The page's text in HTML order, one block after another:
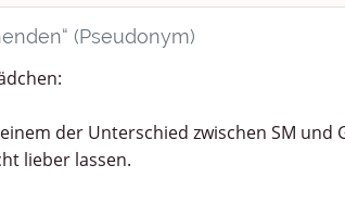
(Pseudonym)
der Unterschied zwischen SM und
lieber lassen.